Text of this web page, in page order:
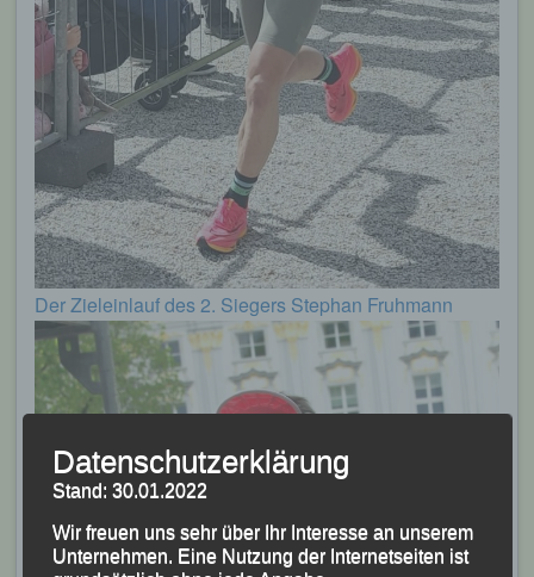
Der Zieleinlauf des 2. Siegers Stephan Fruhmann
Datenschutzerklärung
Stand: 30.01.2022
Wir freuen uns sehr über Ihr Interesse an unserem
Unternehmen. Eine Nutzung der Internetseiten ist